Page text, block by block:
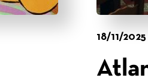
18/11/